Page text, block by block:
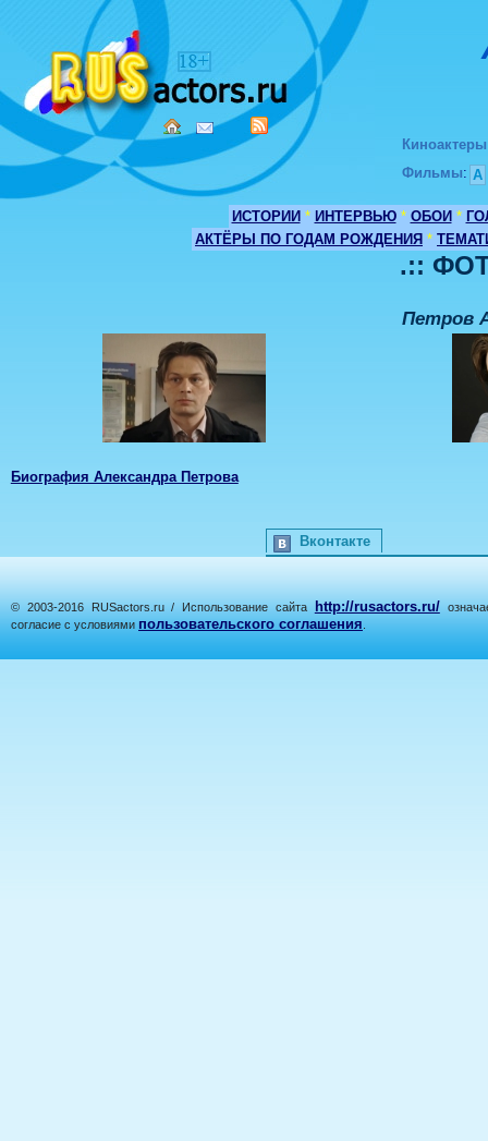
Киноактеры
Фильмы: А
ИСТОРИИ * ИНТЕРВЬЮ * ОБОИ *
АКТЁРЫ ПО ГОДАМ РОЖДЕНИЯ *
.::
Петров
Биография Александра Петрова
Вконтакте
© 2003-2016 RUSactors.ru / Использование сайта http://rusactors.ru/
согласие с условиями пользовательского соглашения